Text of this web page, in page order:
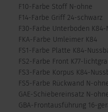
F10-Farbe Stoff N-ohne
F14-Farbe Griff 24-schwarz
F30-Farbe Unterboden
FKA-Farbe Umleimer K84
FS1-Farbe Platte K84-
FS2-Farbe Front K77-
FS3-Farbe Korpus K84-
FS5-Farbe Rückwand N-
GAE-Schiebereinsatz N-
GBA-Frontausführung 16-